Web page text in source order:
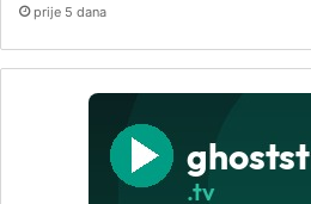
prije 5 dana